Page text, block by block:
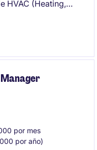
HVAC (Heating,
gestionar equipos
establecidos.
de HVAC.
Manager
por mes
por año)